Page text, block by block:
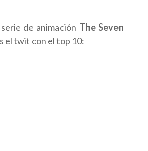
de animación The Seven
el twit con el top 10: